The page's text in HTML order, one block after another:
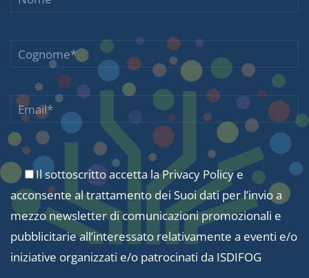
Il sottoscritto accetta laPrivacy Policye
acconsente al trattamento dei Suoi dati per l’invio a
mezzo newsletter di comunicazioni promozionali e
pubblicitarie all’interessato relativamente a eventi e/o
iniziative organizzati e/o patrocinati da ISDIFOG